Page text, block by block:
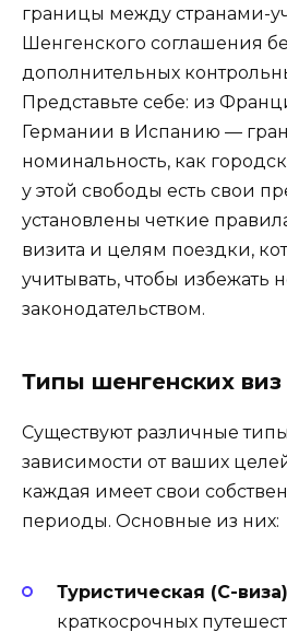
границы между странами-
Шенгенского соглашения
дополнительных
Представьте себе: из
Германии в Испанию —
номинальность, как
у этой свободы есть свои
установлены четкие
визита и целям поездки,
учитывать, чтобы избежать
законодательством.
Типы шенгенских виз
Существуют различные
зависимости от ваших
каждая имеет свои
периоды. Основные из них:
Туристическая (C-виза)
краткосрочных